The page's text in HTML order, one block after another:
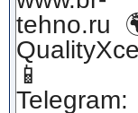
tehno.ru
📱
Telegram: